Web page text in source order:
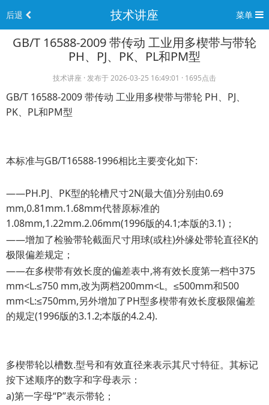
后退 技术讲座 菜单
GB/T 16588-2009 带传动 工业用多楔带与带轮
PH、PJ、PK、PL和PM型
技术讲座 · 发布于 2026-03-25 16:49:01 · 1695点击
GB/T 16588-2009 带传动 工业用多楔带与带轮 PH、PJ、
PK、PL和PM型
本标准与GB/T16588-1996相比主要变化如下:
——PH.PJ、PK型的轮槽尺寸2N(最大值)分别由0.69
mm,0.81mm.1.68mm代替原标准的
1.08mm,1.22mm.2.06mm(1996版的4.1;本版的3.1)；
——增加了检验带轮截面尺寸用球(或柱)外缘处带轮直径K的
极限偏差规定；
——在多楔带有效长度的偏差表中,将有效长度第一档中375
mm<L.≤750 mm,改为两档200mm<L。≤500mm和500
mm<L:≤750mm,另外增加了PH型多楔带有效长度极限偏差
的规定(1996版的3.1.2;本版的4.2.4).
多楔带轮以槽数.型号和有效直径来表示其尺寸特征。其标记
按下述顺序的数字和字母表示：
a)第一字母“P”表示带轮；